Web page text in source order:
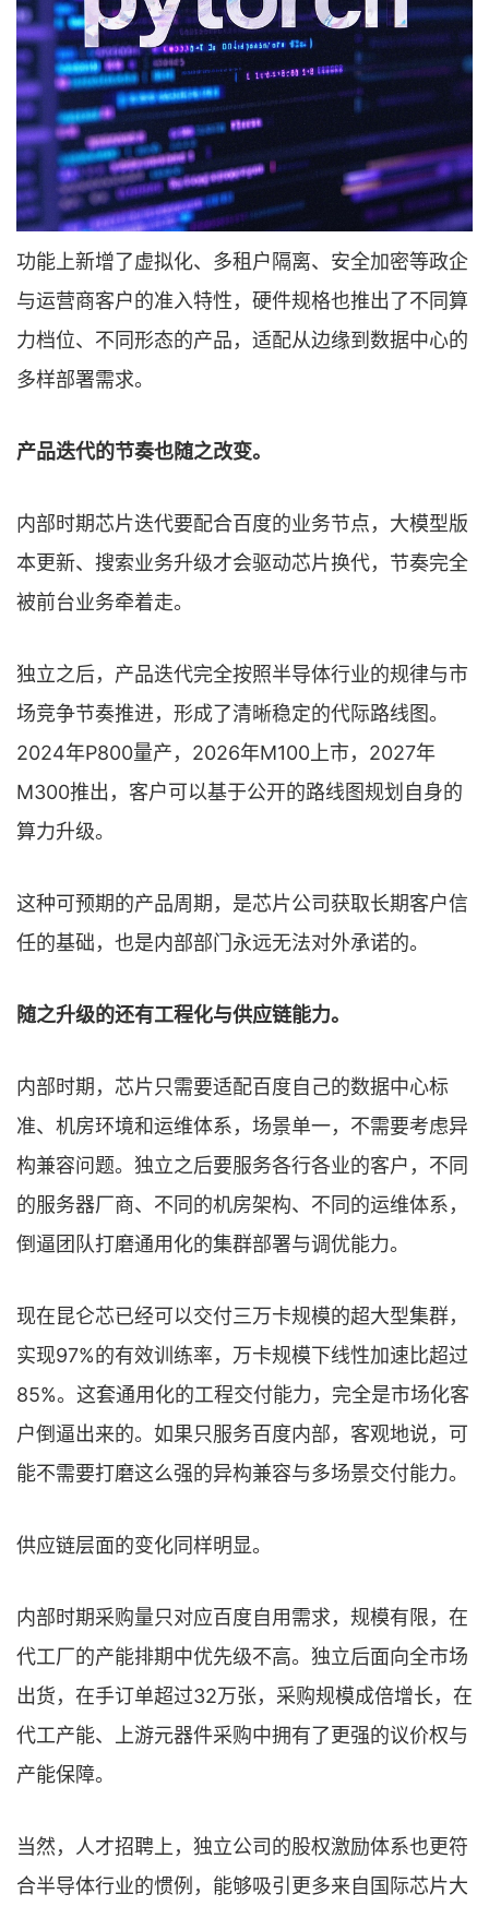
功能上新增了虚拟化、多租户隔离、安全加密等政企
与运营商客户的准入特性，硬件规格也推出了不同算
力档位、不同形态的产品，适配从边缘到数据中心的
多样部署需求。
产品迭代的节奏也随之改变。
内部时期芯片迭代要配合百度的业务节点，大模型版
本更新、搜索业务升级才会驱动芯片换代，节奏完全
被前台业务牵着走。
独立之后，产品迭代完全按照半导体行业的规律与市
场竞争节奏推进，形成了清晰稳定的代际路线图。
2024年P800量产，2026年M100上市，2027年
M300推出，客户可以基于公开的路线图规划自身的
算力升级。
这种可预期的产品周期，是芯片公司获取长期客户信
任的基础，也是内部部门永远无法对外承诺的。
随之升级的还有工程化与供应链能力。
内部时期，芯片只需要适配百度自己的数据中心标
准、机房环境和运维体系，场景单一，不需要考虑异
构兼容问题。独立之后要服务各行各业的客户，不同
的服务器厂商、不同的机房架构、不同的运维体系，
倒逼团队打磨通用化的集群部署与调优能力。
现在昆仑芯已经可以交付三万卡规模的超大型集群，
实现97%的有效训练率，万卡规模下线性加速比超过
85%。这套通用化的工程交付能力，完全是市场化客
户倒逼出来的。如果只服务百度内部，客观地说，可
能不需要打磨这么强的异构兼容与多场景交付能力。
供应链层面的变化同样明显。
内部时期采购量只对应百度自用需求，规模有限，在
代工厂的产能排期中优先级不高。独立后面向全市场
出货，在手订单超过32万张，采购规模成倍增长，在
代工产能、上游元器件采购中拥有了更强的议价权与
产能保障。
当然，人才招聘上，独立公司的股权激励体系也更符
合半导体行业的惯例，能够吸引更多来自国际芯片大